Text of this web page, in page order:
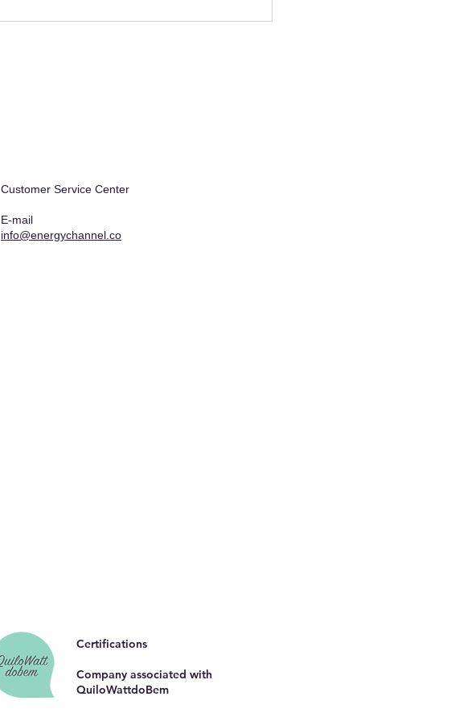
Customer Service Center
E-mail
info@energychannel.co
Certifications
Company associated with
QuiloWattdoBem